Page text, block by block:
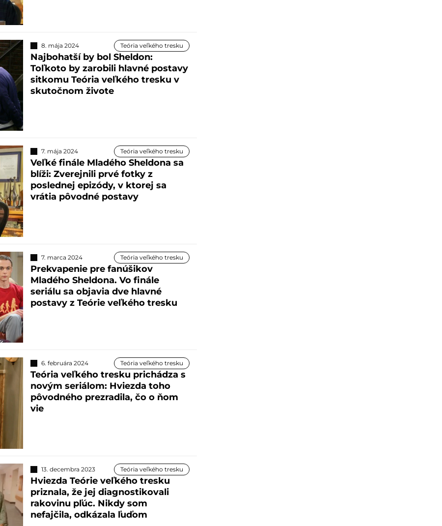
8. mája 2024 Teória veľkého tresku
Najbohatší by bol Sheldon:
Toľkoto by zarobili hlavné postavy
sitkomu Teória veľkého tresku v
skutočnom živote
7. mája 2024 Teória veľkého tresku
Veľké finále Mladého Sheldona sa
blíži: Zverejnili prvé fotky z
poslednej epizódy, v ktorej sa
vrátia pôvodné postavy
7. marca 2024 Teória veľkého tresku
Prekvapenie pre fanúšikov
Mladého Sheldona. Vo finále
seriálu sa objavia dve hlavné
postavy z Teórie veľkého tresku
6. februára 2024 Teória veľkého tresku
Teória veľkého tresku prichádza s
novým seriálom: Hviezda toho
pôvodného prezradila, čo o ňom
vie
13. decembra 2023 Teória veľkého tresku
Hviezda Teórie veľkého tresku
priznala, že jej diagnostikovali
rakovinu pľúc. Nikdy som
nefajčila, odkázala ľuďom